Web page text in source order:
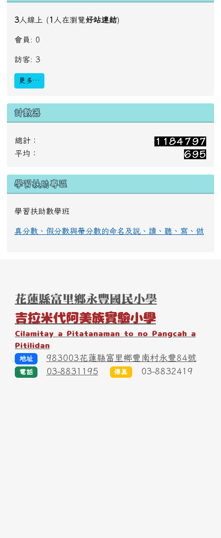
3人線上 (1 人在瀏覽好站連結)
會員: 0
訪客: 3
更多…
計數器
總計：
平均：
學習扶助專區
學習扶助數學班
真分數、假分數與帶分數的命名及說、讀、聽、寫、做
頁尾區域內容
花蓮縣富里鄉永豐國民小學
吉拉米代阿美族實驗小學
Cilamitay a Pitatanaman to no Pangcah a
Pitilidan
地址 983003花蓮縣富里鄉豐南村永豐84號
電話 03-8831195 傳真 03-8832419